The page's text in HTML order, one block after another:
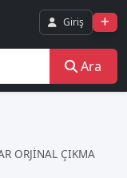
Giriş
Ara
ORJİNAL ÇIKMA